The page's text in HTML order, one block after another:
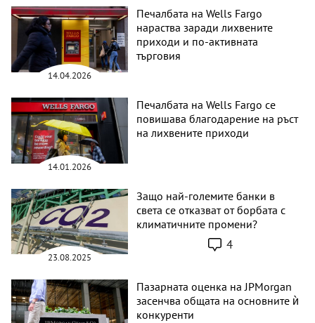
14.04.2026
Печалбата на Wells Fargo
нараства заради лихвените
приходи и по-активната
търговия
14.01.2026
Печалбата на Wells Fargo се
повишава благодарение на ръст
на лихвените приходи
23.08.2025
Защо най-големите банки в
света се отказват от борбата с
климатичните промени?
4
Пазарната оценка на JPMorgan
засенчва общата на основните ѝ
конкуренти